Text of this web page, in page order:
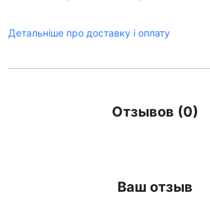
Детальніше про доставку і оплату
Отзывов (0)
Ваш отзыв